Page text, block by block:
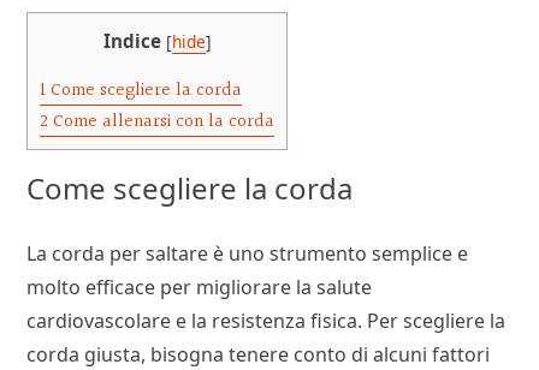
Indice [hide]
1Come scegliere la corda
2 Come allenarsi con la corda
Come scegliere la corda
La corda per saltare è uno strumento semplice e
molto efficace per migliorare la salute
cardiovascolare e la resistenza fisica. Per scegliere la
corda giusta, bisogna tenere conto di alcuni fattori